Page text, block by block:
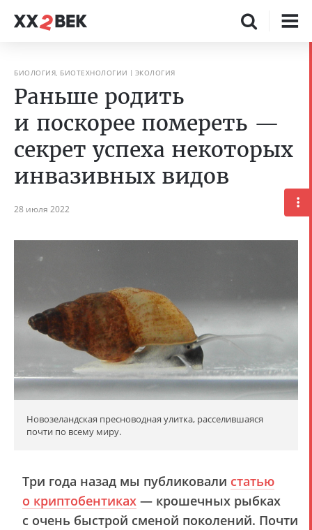
БИОЛОГИЯ, БИОТЕХНОЛОГИИ ЭКОЛОГИЯ
Раньше родить
и поскорее помереть —
секрет успеха некоторых
инвазивных видов
28 июля 2022
Новозеландская пресноводная улитка, расселившаяся
почти по всему миру.
Три года назад мы публиковали статью
о криптобентиках — крошечных рыбках
с очень быстрой сменой поколений. Почти